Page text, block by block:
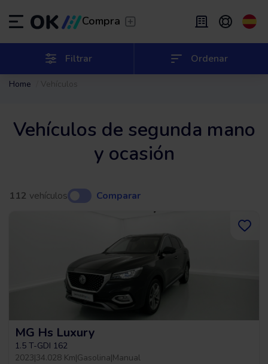
Compra
Transfer/ Deja que te lleven
Renting flexible De 2 a 9 meses
Filtrar Ordenar
Español (ES)
EN English (UK)
Home Vehículos
Vehículos de segunda mano
y ocasión
112 vehículos Comparar
MG Hs Luxury
1.5 T-GDI 162
2023|34.028 Km|Gasolina|Manual